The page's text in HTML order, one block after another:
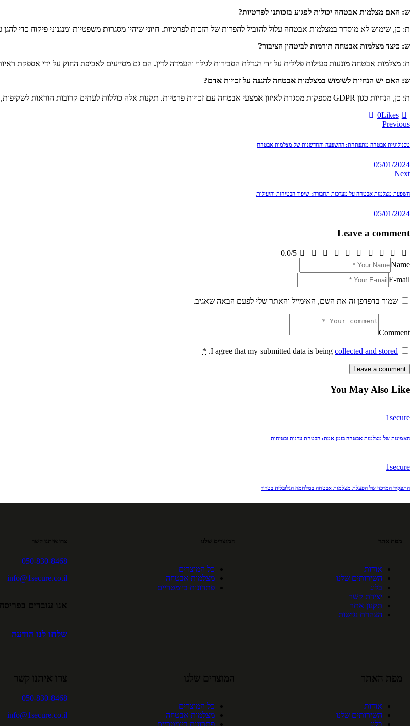
ש: האם מצלמות אבטחה יכולות לפגוע בזכותנו לפרטיות?
ת: כן, שימוש לא מוסדר במצלמות אבטחה עלול להוביל להפרות של הזכות לפרטיות. חיוני שיהיו מסגרות משפטיות ומנגנוני פיקוח כדי
ש: כיצד מצלמות אבטחה תורמות לביטחון הציבור?
ת: מצלמות אבטחה מונעות פעילות פלילית על ידי הגדלת הסבירות לגילוי והעמדה לדין. הם גם מסייעים לאכיפת החוק על ידי אספקת
ש: האם יש הנחיות לשימוש במצלמות אבטחה להגנה על זכויות אדם?
ת: כן, הנחיות כגון GDPR מספקות מסגרת לאיזון אמצעי אבטחה עם זכויות פרטיות. תקנות אלה כוללות לעתים קרובות הוראות לשקיפות, הגנה על נתונים ושמירת נתונים מוגבלת.
0Likes
Previous
טכנולוגיית אבטחה מתפתחת: ההשפעה והחדשנות של מצלמות אבטחה
05/01/2024
Next
השפעת מצלמות אבטחה על מערכות תחבורה: שיפור הבטיחות והיעילות
05/01/2024
Leave a comment
0.0/5
Name
E-mail
שמור בדפדפן זה את השם, האימייל והאתר שלי לפעם הבאה שאגיב.
Comment
I agree that my submitted data is being collected and stored
.
*
You May Also Like
1secure
האמינות של מצלמות אבטחה בזמן אמת: הבטחת ערנות ובטיחות
1secure
התפקיד המרכזי של הפעלת מצלמות אבטחה במלחמה הגלובלית בטרור
מפת אתר
אודות
השירותים שלנו
בלוג
יצירת קשר
תקנון אתר
הצהרת נגישות
המוצרים שלנו
כל המוצרים
מצלמות אבטחה
פתרונות ביומטריים
צרו איתנו קשר
050-830-8468
info@1secure.co.il
אנו עובדים
שלחו לנו הודעה
מפת האתר
אודות
השירותים שלנו
בלוג
המוצרים שלנו
כל המוצרים
מצלמות אבטחה
פתרונות ביומטריים
צרו איתנו קשר
050-830-8468
info@1secure.co.il